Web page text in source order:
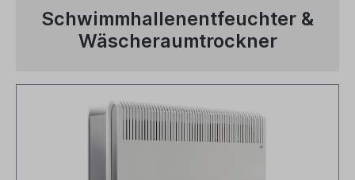
Schwimmhallenentfeuchter &
Wäscheraumtrockner